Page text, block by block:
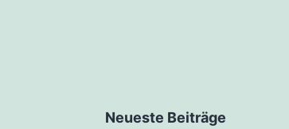
Neueste Beiträge